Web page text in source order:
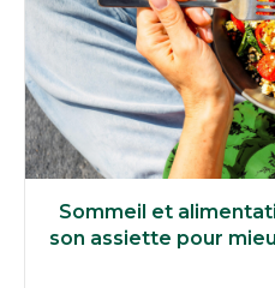
Sommeil et
son assiette pour